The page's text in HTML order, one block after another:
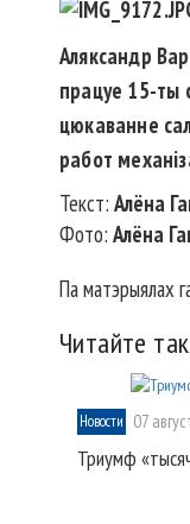
Аляксандр
працуе 15-ты
цюкаванне
работ
Текст: Алёна
Фото: Алёна
Па матэрыялах
Читайте
Новости 07
Триумф